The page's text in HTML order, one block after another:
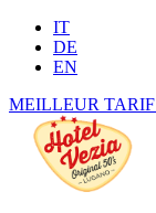
IT
DE
EN
MEILLEUR